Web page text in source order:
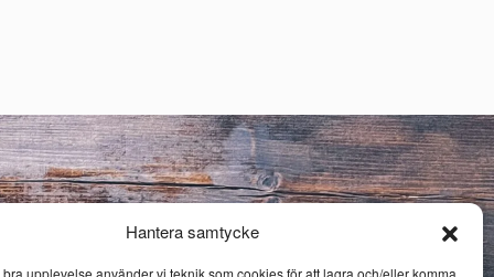
Hantera samtycke
bra upplevelse använder vi teknik som cookies för att lagra och/eller komma